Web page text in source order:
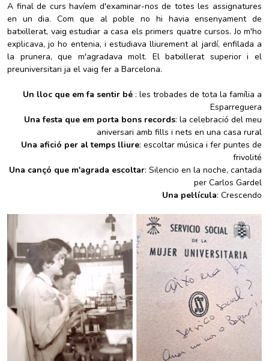
A final de curs havíem d'examinar-nos de totes les assignatures
en un dia. Com que al poble no hi havia ensenyament de
batxillerat, vaig estudiar a casa els primers quatre cursos. Jo m'ho
explicava, jo ho entenia, i estudiava lliurement al jardí, enfilada a
la prunera, que m'agradava molt. El batxillerat superior i el
preuniversitari ja el vaig fer a Barcelona.
Un lloc que em fa sentir bé : les trobades de tota la família a
Esparreguera
Una festa que em porta bons records: la celebració del meu
aniversari amb fills i nets en una casa rural
Una afició per al temps lliure: escoltar música i fer puntes de
frivolité
Una cançó que m'agrada escoltar: Silencio en la noche, cantada
per Carlos Gardel
Una pel·lícula: Crescendo